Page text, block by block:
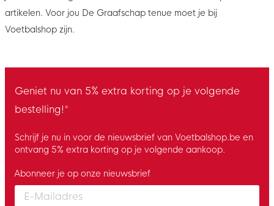
artikelen. Voor jou De Graafschap tenue moet je bij
Voetbalshop zijn.
Geniet nu van 5% extra korting op je volgende
bestelling!*
Schrijf je nu in voor de nieuwsbrief van Voetbalshop.be en
ontvang 5% extra korting op je volgende aankoop.
Enter your email and accept the privacy policy to subscribe to
Abonneer je op onze nieuwsbrief